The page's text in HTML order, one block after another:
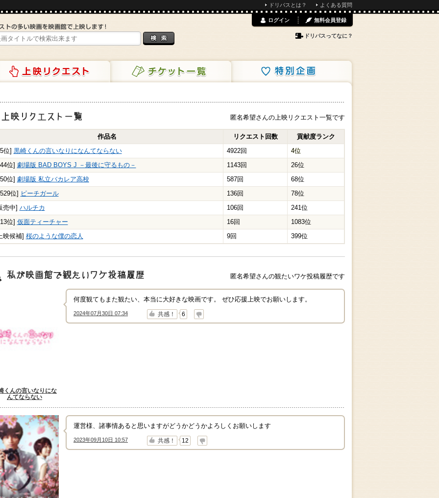
ドリパスとは？ よくある質問
クエスト チケット一覧 特別企画
ログイン 無料会員登録
ドリパスってなに？
リクエスト一覧
匿名希望さんの上映リクエスト一覧です
作品名 リクエスト回数
貢献度ランク
位] 黒崎くんの言いなりになんてならない 4922回
4位
位] 劇場版 BAD BOYS J －最後に守るもの－ 1143回
26位
位] 劇場版 私立バカレア高校 587回
68位
位] ピーチガール 136回
78位
売中] ハルチカ 106回
241位
位] 仮面ティーチャー 16回
1083位
映候補] 桜のような僕の恋人 9回 399位
館で観たいワケ"投稿履歴
匿名希望さんの観たいワケ投稿履歴です
くんの言いなりにな
んてならない
何度観てもまた観たい、本当に大好きな映画です。 ぜひ応援上映でお願いします。
2024年07月30日 07:34
↑ 共感！ 6
↓
運営様、諸事情あると思いますがどうかどうかよろしくお願いします
2023年09月10日 10:57
↑ 共感！ 12
↓